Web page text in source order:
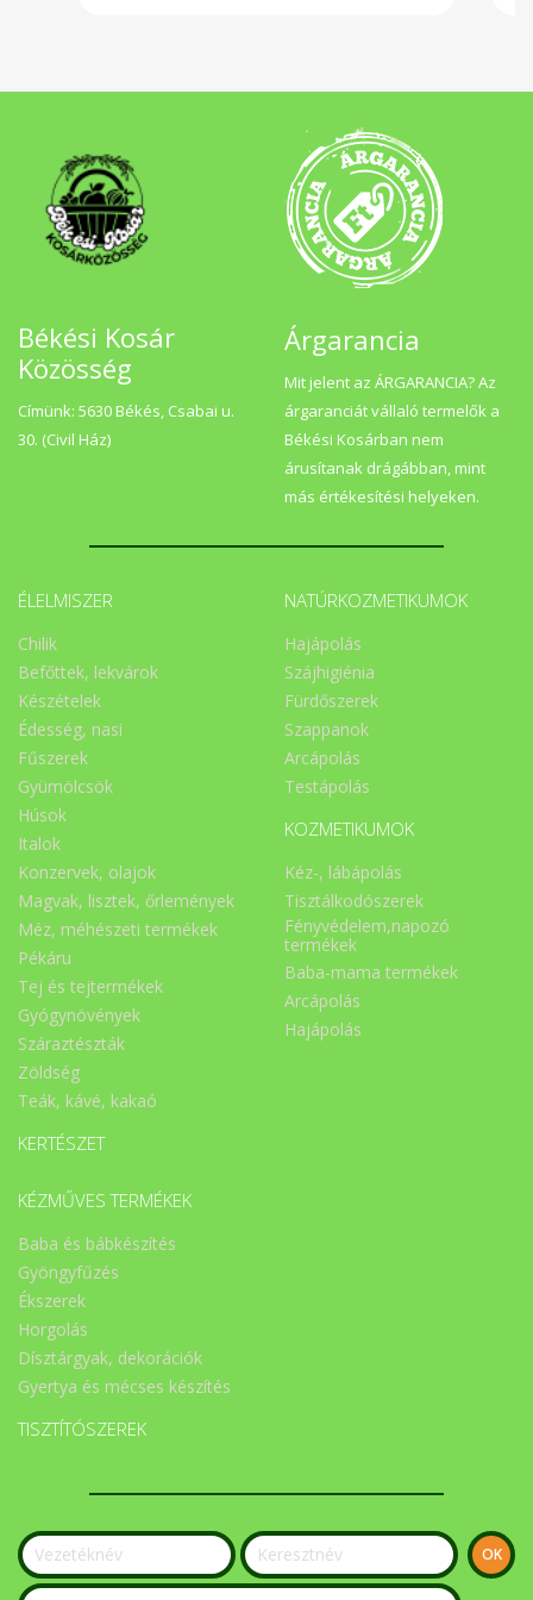
Békési Kosár
Közösség
Címünk: 5630 Békés, Csabai u.
30. (Civil Ház)
Árgarancia
Mit jelent az ÁRGARANCIA? Az
árgaranciát vállaló termelők a
Békési Kosárban nem
árusítanak drágábban, mint
más értékesítési helyeken.
ÉLELMISZER
Chilik
Befőttek, lekvárok
Készételek
Édesség, nasi
Fűszerek
Gyümölcsök
Húsok
Italok
Konzervek, olajok
Magvak, lisztek, őrlemények
Méz, méhészeti termékek
Pékáru
Tej és tejtermékek
Gyógynövények
Száraztészták
Zöldség
Teák, kávé, kakaó
KERTÉSZET
NATÚRKOZMETIKUMOK
Hajápolás
Szájhigiénia
Fürdőszerek
Szappanok
Arcápolás
Testápolás
KOZMETIKUMOK
Kéz-, lábápolás
Tisztálkodószerek
Fényvédelem,napozó
termékek
Baba-mama termékek
Arcápolás
Hajápolás
KÉZMŰVES TERMÉKEK
Baba és bábkészítés
Gyöngyfűzés
Ékszerek
Horgolás
Dísztárgyak, dekorációk
Gyertya és mécses készítés
TISZTÍTÓSZEREK